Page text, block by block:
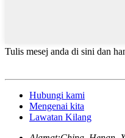
Tulis mesej anda di sini dan
Hubungi kami
Mengenai kita
Lawatan Kilang